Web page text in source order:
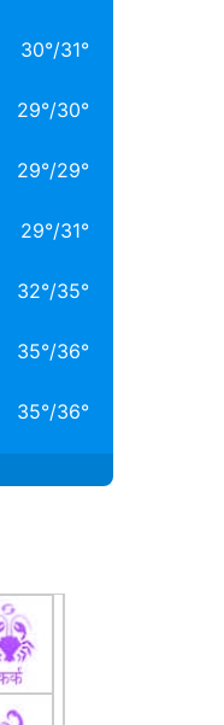
30°/31°
29°/30°
29°/29°
29°/31°
32°/35°
35°/36°
35°/36°